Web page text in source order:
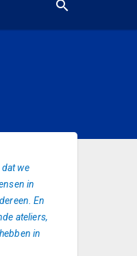
we
in
En
ateliers,
in